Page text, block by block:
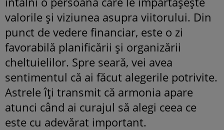
valorile și viziunea asupra viitorului. Din
punct de vedere financiar, este o zi
favorabilă planificării și organizării
cheltuielilor. Spre seară, vei avea
sentimentul că ai făcut alegerile potrivite.
Astrele îți transmit că armonia apare
atunci când ai curajul să alegi ceea ce
este cu adevărat important.